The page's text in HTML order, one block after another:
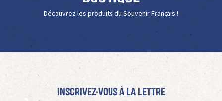
Découvrez les produits du Souvenir Français !
Inscrivez-vous à La Lettre